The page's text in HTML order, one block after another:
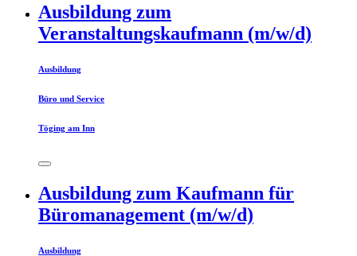
Ausbildung zum
Veranstaltungskaufmann (m/w/d)
Ausbildung
Büro und Service
Töging am Inn
Ausbildung zum Kaufmann für
Büromanagement (m/w/d)
Ausbildung